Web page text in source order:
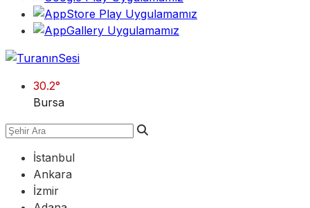
30.2°
Bursa
İstanbul
Ankara
İzmir